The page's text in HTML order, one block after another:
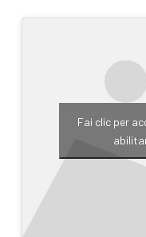
Fai clic per